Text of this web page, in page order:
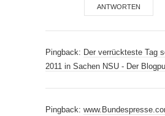
ANTWORTEN
Pingback: Der verrückteste Tag
2011 in Sachen NSU - Der
Pingback: